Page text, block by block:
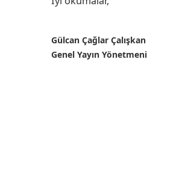
Gülcan Çağlar Çalışkan
Genel Yayın Yönetmeni